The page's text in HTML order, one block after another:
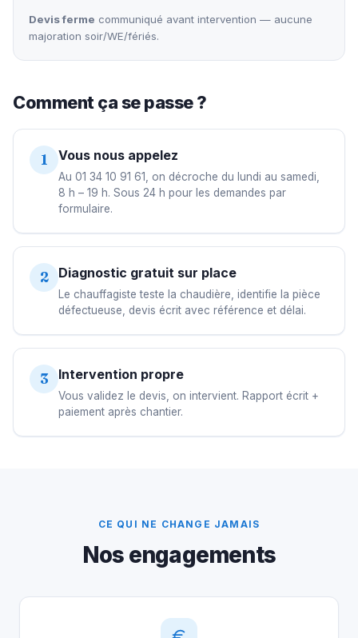
Devis ferme communiqué avant intervention — aucune
majoration soir/WE/fériés.
Comment ça se passe ?
1 Vous nous appelez
Au 01 34 10 91 61, on décroche du lundi au samedi,
8 h – 19 h. Sous 24 h pour les demandes par
formulaire.
2 Diagnostic gratuit sur place
Le chauffagiste teste la chaudière, identifie la pièce
défectueuse, devis écrit avec référence et délai.
3 Intervention propre
Vous validez le devis, on intervient. Rapport écrit +
paiement après chantier.
CE QUI NE CHANGE JAMAIS
Nos engagements